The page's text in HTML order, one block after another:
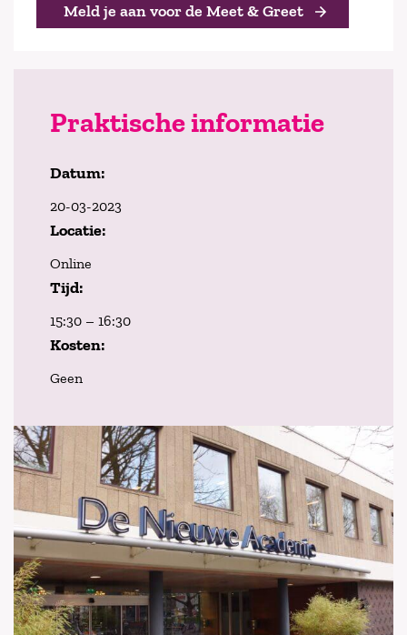
Meld je aan voor de Meet & Greet
Praktische informatie
Datum:
20-03-2023
Locatie:
Online
Tijd:
15:30 – 16:30
Kosten:
Geen